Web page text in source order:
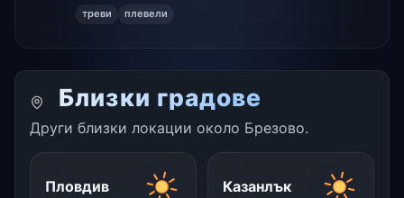
треви плевели
Близки градове
Други близки локации около Брезово.
Пловдив Казанлък